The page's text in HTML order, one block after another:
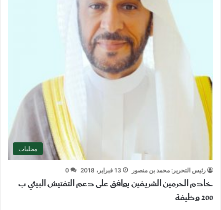
محليات
رئيس التحرير: محمد بن منصور 13 فبراير، 2018 0
خادم الحرمين الشريفين يوافق على دعم التفتيش البيئي ب
200 وظيفة